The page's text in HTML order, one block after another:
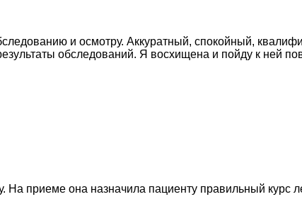
и осмотру. Аккуратный, спокойный,
обследований. Я восхищена и пойду к ней
приеме она назначила пациенту правильный курс